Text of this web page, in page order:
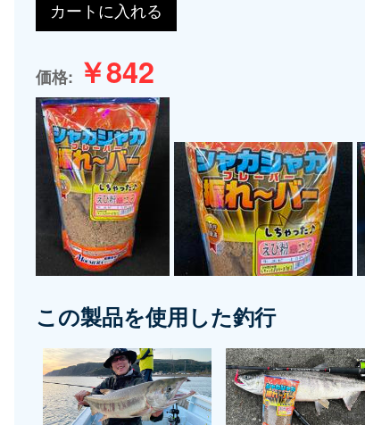
価格 ￥842
この製品を使用した釣行